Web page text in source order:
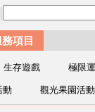
項目
生存遊戲 極限
動 觀光果園活動